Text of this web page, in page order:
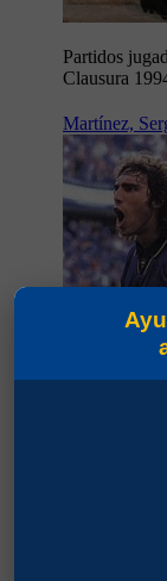
Partidos
Clausura
Martínez,
Partidos
Torneo